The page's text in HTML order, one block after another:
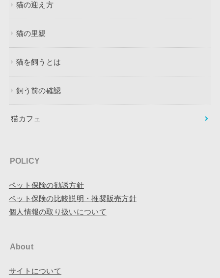
猫の迎え方
猫の里親
猫を飼うとは
飼う前の確認
猫カフェ
POLICY
ペット保険の勧誘方針
ペット保険の比較説明・推奨販売方針
個人情報の取り扱いについて
About
サイトについて